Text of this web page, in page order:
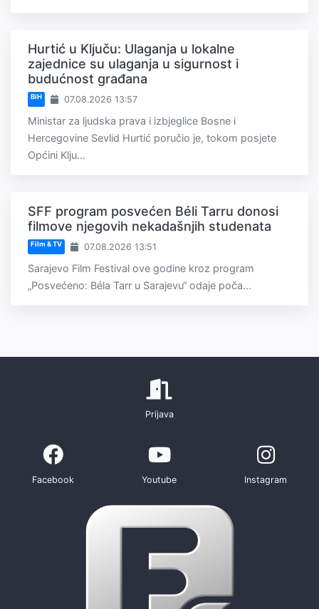
Hurtić u Ključu: Ulaganja u lokalne
zajednice su ulaganja u sigurnost i
budućnost građana
BiH 07.08.2026 13:57
Ministar za ljudska prava i izbjeglice Bosne i
Hercegovine Sevlid Hurtić poručio je, tokom posjete
Općini Klju...
SFF program posvećen Béli Tarru donosi
filmove njegovih nekadašnjih studenata
Film & TV 07.08.2026 13:51
Sarajevo Film Festival ove godine kroz program
„Posvećeno: Béla Tarr u Sarajevu“ odaje poča...
Prijava
Facebook Youtube Instagram